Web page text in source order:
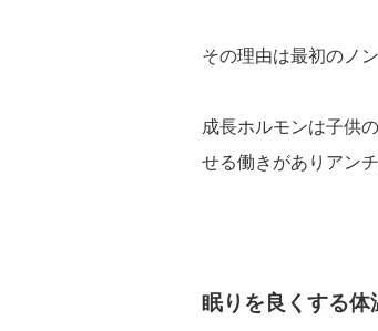
その理由は最初のノ
成長ホルモンは子供
せる働きがありアン
眠りを良くする体